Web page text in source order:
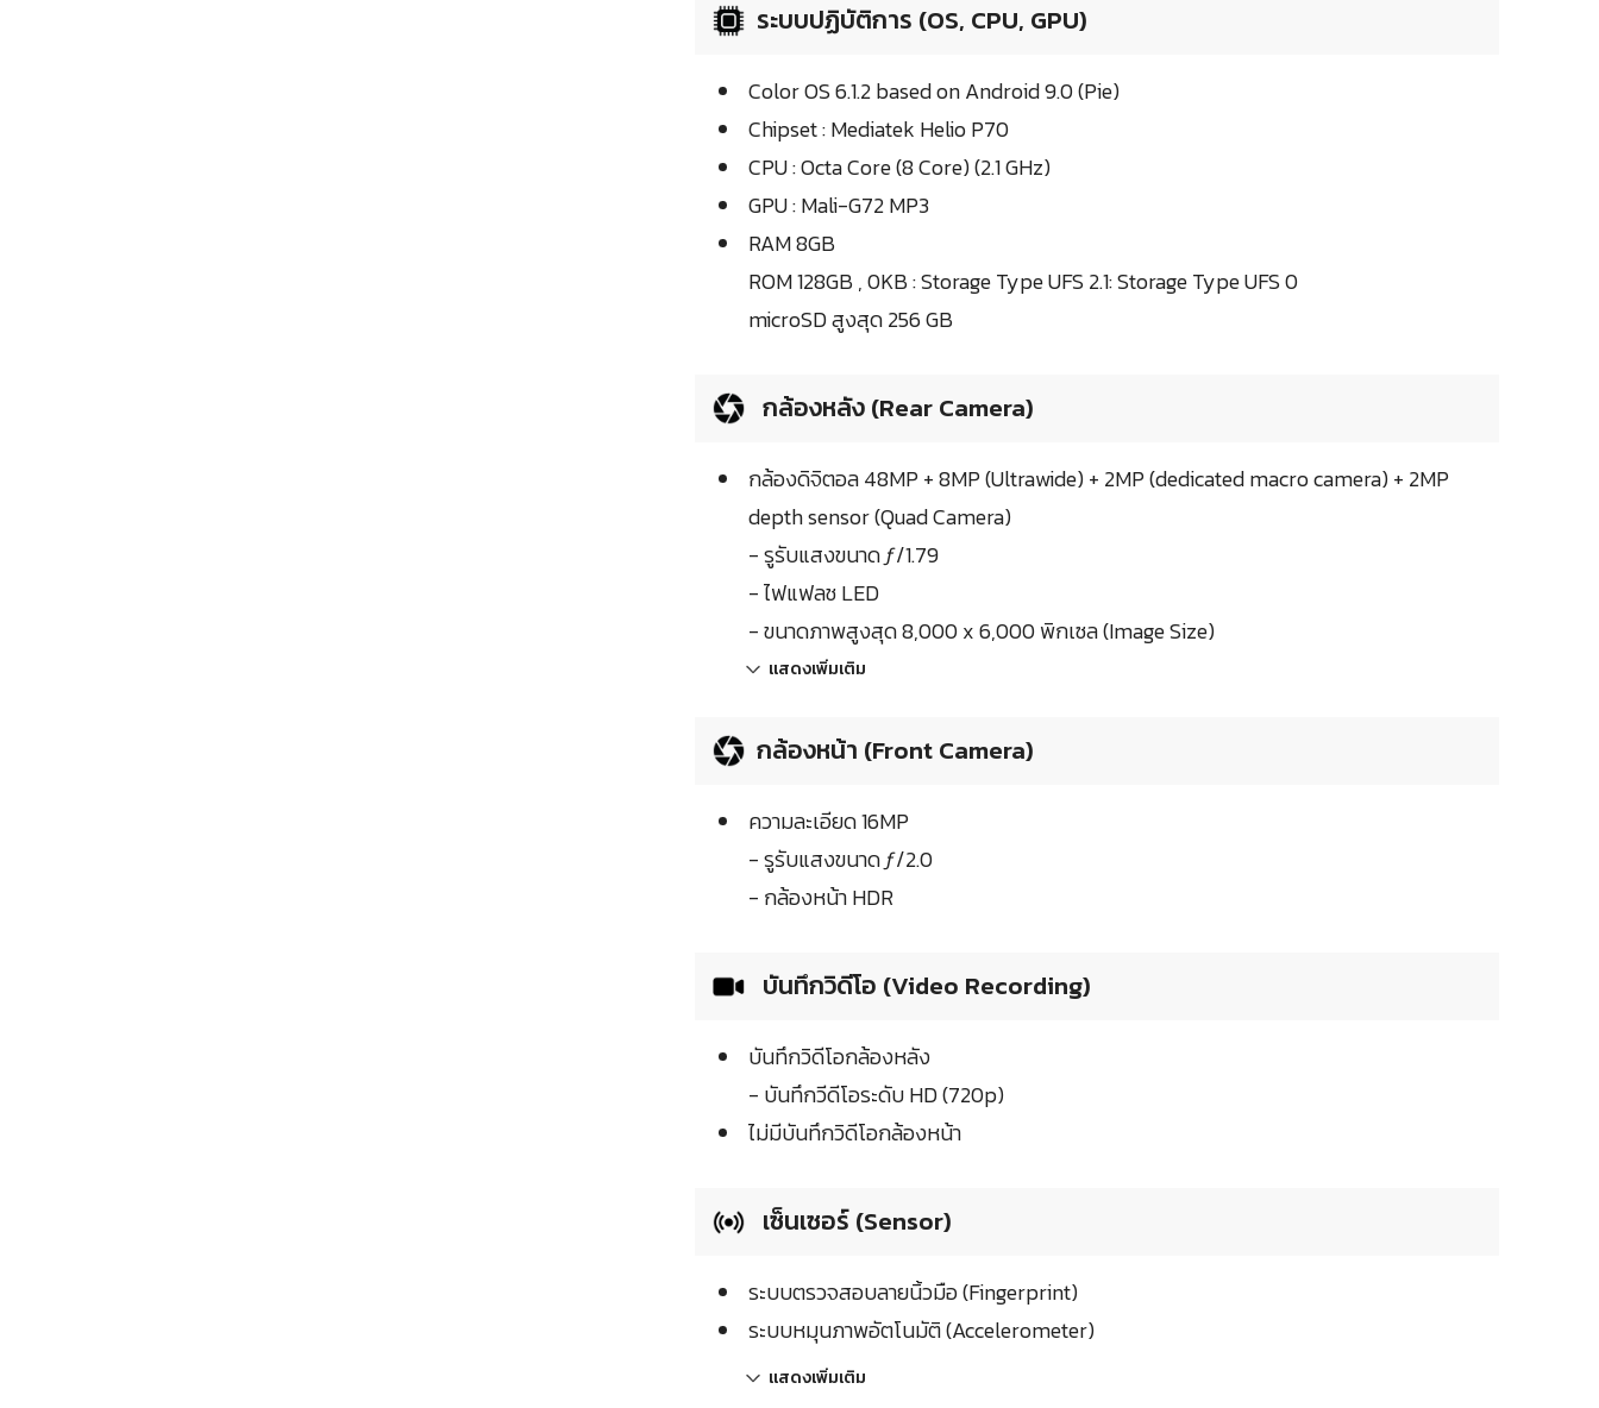
ระบบปฏิบัติการ (OS, CPU, GPU)
Color OS 6.1.2 based on Android 9.0 (Pie)
Chipset : Mediatek Helio P70
CPU : Octa Core (8 Core) (2.1 GHz)
GPU : Mali-G72 MP3
RAM 8GB
ROM 128GB , 0KB : Storage Type UFS 2.1: Storage Type UFS 0
microSD สูงสุด 256 GB
กล้องหลัง (Rear Camera)
กล้องดิจิตอล 48MP + 8MP (Ultrawide) + 2MP (dedicated macro camera) + 2MP
depth sensor (Quad Camera)
- รูรับแสงขนาด ƒ/1.79
- ไฟแฟลช LED
- ขนาดภาพสูงสุด 8,000 x 6,000 พิกเซล (Image Size)
แสดงเพิ่มเติม
กล้องหน้า (Front Camera)
ความละเอียด 16MP
- รูรับแสงขนาด ƒ/2.0
- กล้องหน้า HDR
บันทึกวิดีโอ (Video Recording)
บันทึกวิดีโอกล้องหลัง
- บันทึกวีดีโอระดับ HD (720p)
ไม่มีบันทึกวิดีโอกล้องหน้า
เซ็นเซอร์ (Sensor)
ระบบตรวจสอบลายนิ้วมือ (Fingerprint)
ระบบหมุนภาพอัตโนมัติ (Accelerometer)
แสดงเพิ่มเติม